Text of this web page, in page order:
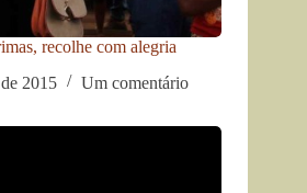
recolhe com alegria
2015
Um comentário